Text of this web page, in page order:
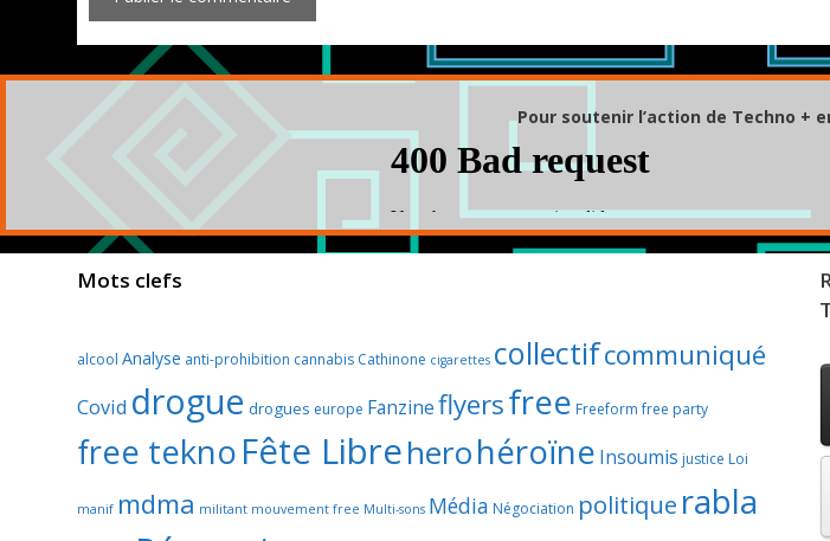
Pour soutenir l’action de Techno +
Mots clefs
alcool Analyse anti-prohibition cannabis Cathinone cigarettes collectifcommuniqué
Covid drogue drogues europe Fanzineflyersfree Freeform free party
free teknoFête Libreherohéroïne Insoumis justice Loi
manif mdma militant mouvement free Multi-sons Média Négociation politique rabla